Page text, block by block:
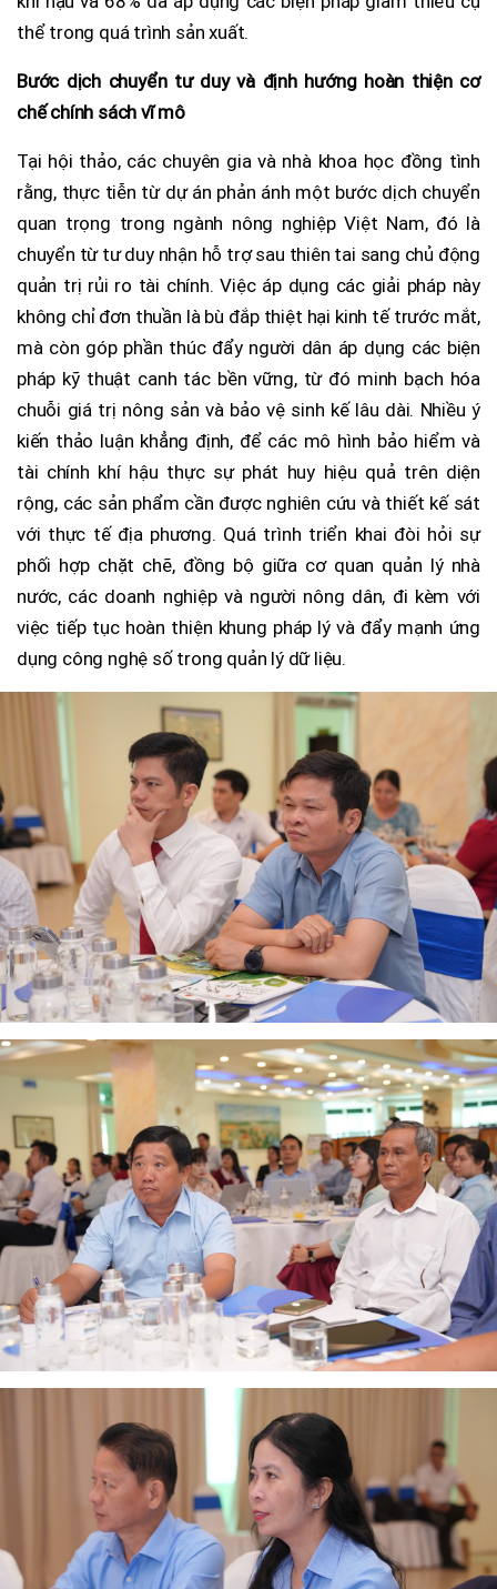
thể trong quá trình sản xuất.
Bước dịch chuyển tư duy và định hướng hoàn thiện cơ
chế chính sách vĩ mô
Tại hội thảo, các chuyên gia và nhà khoa học đồng tình
rằng, thực tiễn từ dự án phản ánh một bước dịch chuyển
quan trọng trong ngành nông nghiệp Việt Nam, đó là
chuyển từ tư duy nhận hỗ trợ sau thiên tai sang chủ động
quản trị rủi ro tài chính. Việc áp dụng các giải pháp này
không chỉ đơn thuần là bù đắp thiệt hại kinh tế trước mắt,
mà còn góp phần thúc đẩy người dân áp dụng các biện
pháp kỹ thuật canh tác bền vững, từ đó minh bạch hóa
chuỗi giá trị nông sản và bảo vệ sinh kế lâu dài. Nhiều ý
kiến thảo luận khẳng định, để các mô hình bảo hiểm và
tài chính khí hậu thực sự phát huy hiệu quả trên diện
rộng, các sản phẩm cần được nghiên cứu và thiết kế sát
với thực tế địa phương. Quá trình triển khai đòi hỏi sự
phối hợp chặt chẽ, đồng bộ giữa cơ quan quản lý nhà
nước, các doanh nghiệp và người nông dân, đi kèm với
việc tiếp tục hoàn thiện khung pháp lý và đẩy mạnh ứng
dụng công nghệ số trong quản lý dữ liệu.